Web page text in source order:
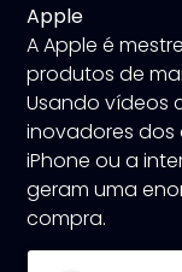
Apple
A Apple é
produtos de
Usando vídeos
inovadores dos
iPhone ou a
geram uma
compra.